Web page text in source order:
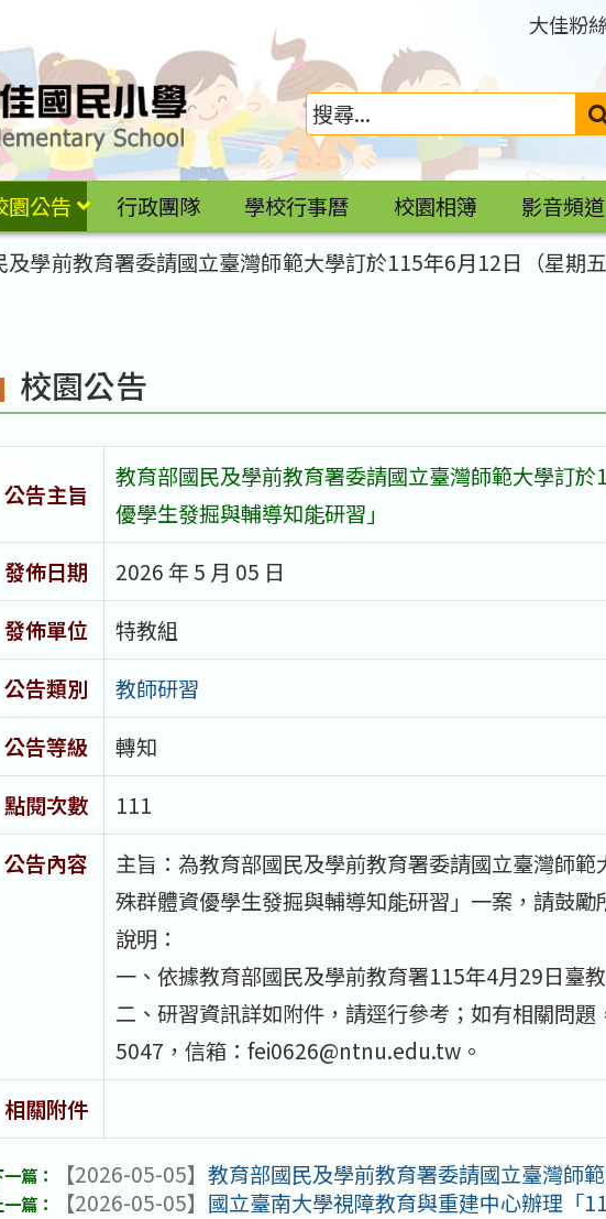
大佳粉
園公告 行政團隊 學校行事曆 校園相簿 影音頻道
及學前教育署委請國立臺灣師範大學訂於115年6月12日（星期
校園公告
公告主旨
教育部國民及學前教育署委請國立臺灣師範大學訂
優學生發掘與輔導知能研習」
發佈日期
2026 年 5 月 05 日
發佈單位
特教組
公告類別
教師研習
公告等級
轉知
點閱次數
111
公告內容
主旨：為教育部國民及學前教育署委請國立臺灣師
殊群體資優學生發掘與輔導知能研習」一案，請鼓勵
說明：
一、依據教育部國民及學前教育署115年4月29日臺
二、研習資訊詳如附件，請逕行參考；如有相關問
5047，信箱：fei0626@ntnu.edu.tw。
相關附件
【2026-05-05】教育部國民及學前教育署委請國立臺灣師
【2026-05-05】 國立臺南大學視障教育與重建中心辦理「